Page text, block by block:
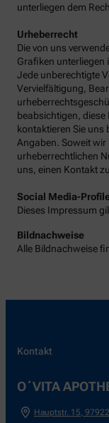
unterliegen dem
Urheberrecht
Die von uns
Grafiken unterliegen
Jede unberechtigte
Vervielfältigung,
beabsichtigen, diese
kontaktieren Sie uns
Angaben. Soweit
urheberrechtlichen
uns, einen Kontakt
Social Media-
Dieses Impressum
Bildnachweise
Alle Bildnachweise
Kontakt
O´VITA
Hauptstr. 15 97922